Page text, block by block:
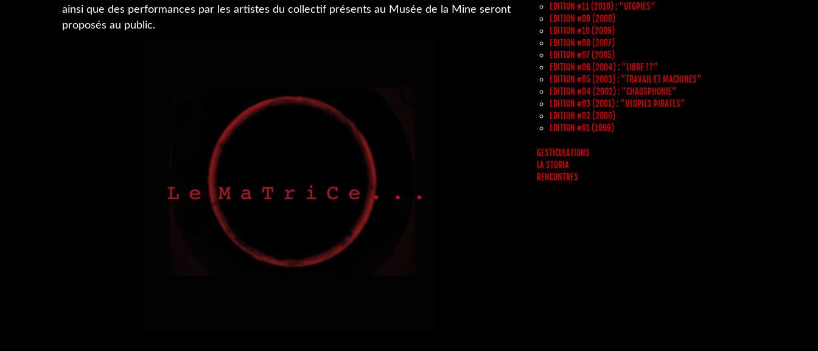
ainsi que des performances par les artistes du collectif présents au Musée de la Mine seront
proposés au public.
EDITION #11 (2010) : "UTOPIES"
EDITION #09 (2008)
EDITION #10 (2009)
EDITION #08 (2007)
EDITION #07 (2005)
EDITION #06 (2004) : "LIBRE !?"
EDITION #05 (2003) : "TRAVAIL ET MACHINES"
EDITION #04 (2002) : "CHAOSPHONIE"
EDITION #03 (2001) : "UTOPIES PIRATES"
EDITION #02 (2000)
EDITION #01 (1999)
GESTICULATIONS
LA STORIA
RENCONTRES